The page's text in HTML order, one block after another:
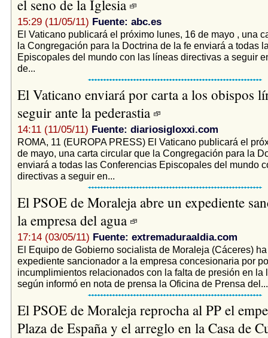
el seno de la Iglesia
15:29 (11/05/11) Fuente: abc.es
El Vaticano publicará el próximo lunes, 16 de mayo , una
la Congregación para la Doctrina de la fe enviará a todas
Episcopales del mundo con las líneas directivas a seguir
de...
El Vaticano enviará por carta a los obispos
seguir ante la pederastia
14:11 (11/05/11) Fuente: diariosigloxxi.com
ROMA, 11 (EUROPA PRESS) El Vaticano publicará el
de mayo, una carta circular que la Congregación para la
enviará a todas las Conferencias Episcopales del mundo
directivas a seguir en...
El PSOE de Moraleja abre un expediente
la empresa del agua
17:14 (03/05/11) Fuente: extremaduraaldia.com
El Equipo de Gobierno socialista de Moraleja (Cáceres)
expediente sancionador a la empresa concesionaria por
incumplimientos relacionados con la falta de presión en la
según informó en nota de prensa la Oficina de Prensa del...
El PSOE de Moraleja reprocha al PP el
Plaza de España y el arreglo en la Casa de